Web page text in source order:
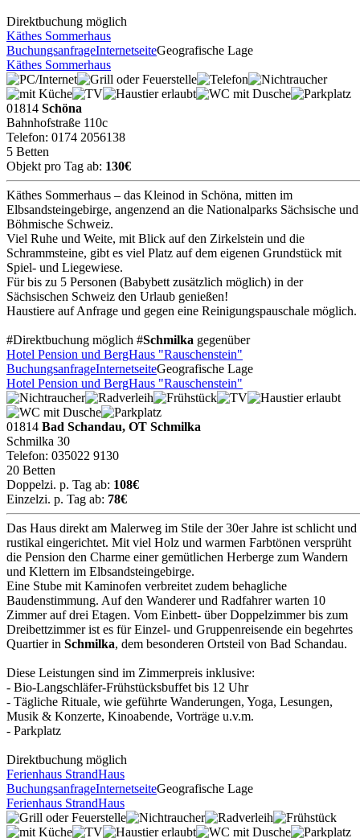
Direktbuchung möglich
Käthes Sommerhaus
BuchungsanfrageInternetseiteGeografische Lage
Käthes Sommerhaus
01814 Schöna
Bahnhofstraße 110c
Telefon: 0174 2056138
5 Betten
Objekt pro Tag ab: 130€
Käthes Sommerhaus – das Kleinod in Schöna, mitten im
Elbsandsteingebirge, angenzend an die Nationalparks Sächsische und
Böhmische Schweiz.
Viel Ruhe und Weite, mit Blick auf den Zirkelstein und die
Schrammsteine, gibt es viel Platz auf dem eigenen Grundstück mit
Spiel- und Liegewiese.
Für bis zu 5 Personen (Babybett zusätzlich möglich) in der
Sächsischen Schweiz den Urlaub genießen!
Haustiere auf Anfrage und gegen eine Reinigungspauschale möglich.
#Direktbuchung möglich #Schmilka gegenüber
Hotel Pension und BergHaus "Rauschenstein"
BuchungsanfrageInternetseiteGeografische Lage
Hotel Pension und BergHaus "Rauschenstein"
01814 Bad Schandau, OT Schmilka
Schmilka 30
Telefon: 035022 9130
20 Betten
Doppelzi. p. Tag ab: 108€
Einzelzi. p. Tag ab: 78€
Das Haus direkt am Malerweg im Stile der 30er Jahre ist schlicht und
rustikal eingerichtet. Mit viel Holz und warmen Farbtönen versprüht
die Pension den Charme einer gemütlichen Herberge zum Wandern
und Klettern im Elbsandsteingebirge.
Eine Stube mit Kaminofen verbreitet zudem behagliche
Baudenstimmung. Auf den Wanderer und Radfahrer warten 10
Zimmer auf drei Etagen. Vom Einbett- über Doppelzimmer bis zum
Dreibettzimmer ist es für Einzel- und Gruppenreisende ein begehrtes
Quartier in Schmilka, dem besonderen Ortsteil von Bad Schandau.
Diese Leistungen sind im Zimmerpreis inklusive:
- Bio-Langschläfer-Frühstücksbuffet bis 12 Uhr
- Tägliche Rituale, wie geführte Wanderungen, Yoga, Lesungen,
Musik & Konzerte, Kinoabende, Vorträge u.v.m.
- Parkplatz
Direktbuchung möglich
Ferienhaus StrandHaus
BuchungsanfrageInternetseiteGeografische Lage
Ferienhaus StrandHaus